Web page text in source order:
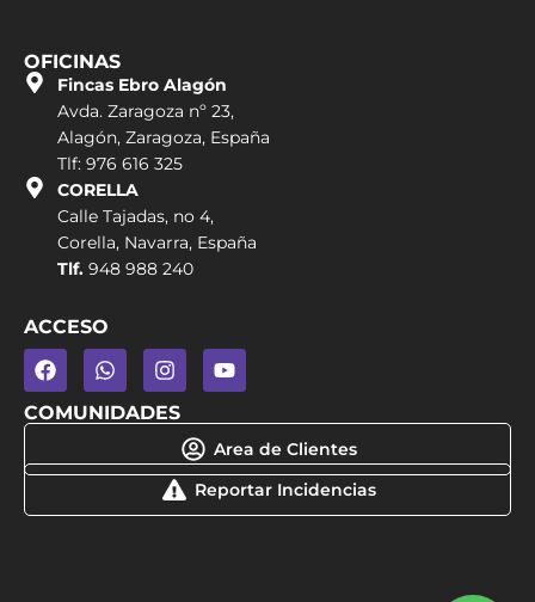
OFICINAS
Fincas Ebro Alagón
Avda. Zaragoza nº 23,
Alagón, Zaragoza, España
Tlf: 976 616 325
CORELLA
Calle Tajadas, no 4,
Corella, Navarra, España
Tlf. 948 988 240
ACCESO
COMUNIDADES
Area de Clientes
Reportar Incidencias